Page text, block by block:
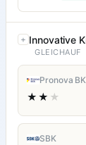
Innovative
GLEICHAUF
Pronova
★★ ★
SBK